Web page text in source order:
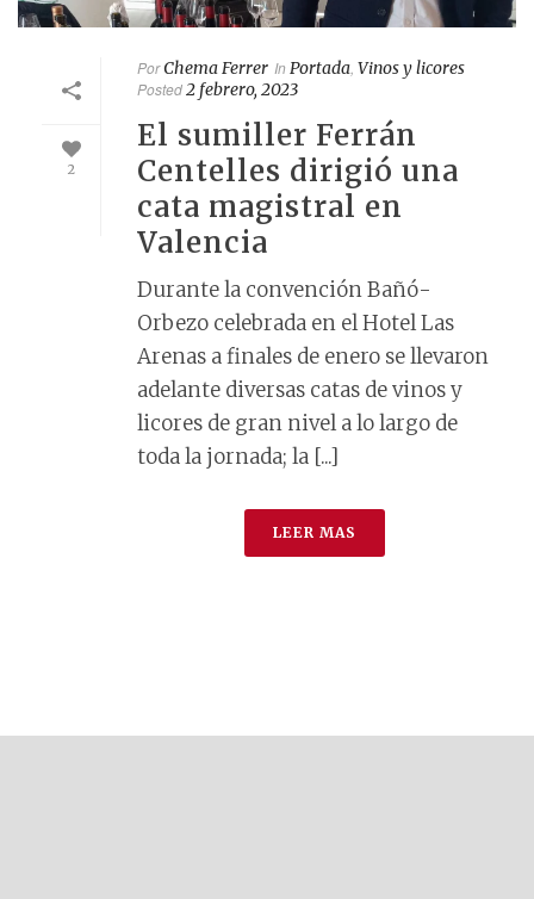
2
PorChema Ferrer In Portada Vinos y licores
Posted2 febrero, 2023
El sumiller Ferrán
Centelles dirigió una
cata magistral en
Valencia
Durante la convención Bañó-
Orbezo celebrada en el Hotel Las
Arenas a finales de enero se llevaron
adelante diversas catas de vinos y
licores de gran nivel a lo largo de
toda la jornada; la [...]
LEER MAS